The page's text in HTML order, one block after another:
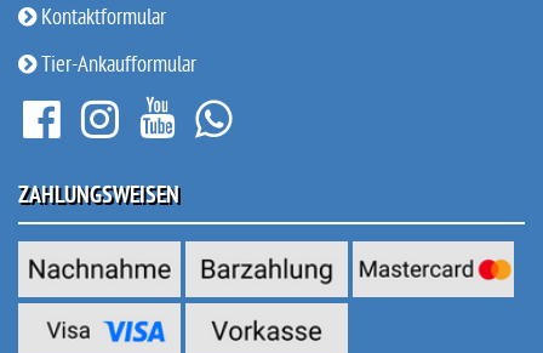
Kontaktformular
Tier-Ankaufformular
ZAHLUNGSWEISEN